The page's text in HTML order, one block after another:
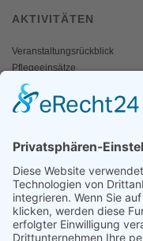
AKTIVITÄTEN
Veranstaltungsrückblick
Pflegeeinsätze
AKTIV WERDEN
Mitgliedschaft
Spenden
SERVICE
Shop